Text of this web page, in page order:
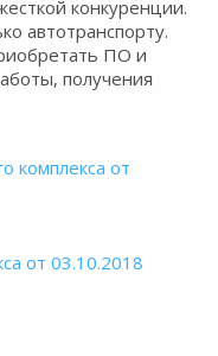
конкуренции.
автотранспорту.
ПО и
получения
комплекса от
от 03.10.2018